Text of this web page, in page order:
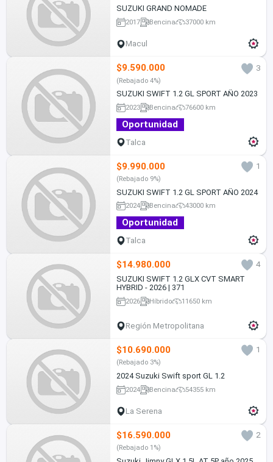
SUZUKI GRAND NOMADE
2017 Bencina 37000 km
Macul
$9.590.000 3
(Rebajado 4%)
SUZUKI SWIFT 1.2 GL SPORT AÑO 2023
2023 Bencina 76600 km
Oportunidad
Talca
$9.990.000 1
(Rebajado 9%)
SUZUKI SWIFT 1.2 GL SPORT AÑO 2024
2024 Bencina 43000 km
Oportunidad
Talca
$14.980.000
4
SUZUKI SWIFT 1.2 GLX CVT SMART
HYBRID - 2026 | 371
2026 Híbrido 11650 km
Región Metropolitana
$10.690.000 1
(Rebajado 3%)
2024 Suzuki Swift sport GL 1.2
2024 Bencina 54355 km
La Serena
$16.590.000 2
(Rebajado 1%)